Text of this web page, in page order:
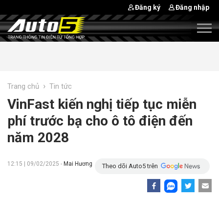
Đăng ký Đăng nhập
Trang chủ › Tin tức
VinFast kiến nghị tiếp tục miễn
phí trước bạ cho ô tô điện đến
năm 2028
12:15 | 09/02/2025 - Mai Hương Theo dõi Auto5 trên